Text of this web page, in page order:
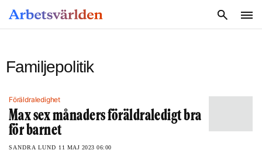
Familjepolitik
Föräldraledighet
Max sex månaders föräldraledigt bra
för barnet
SANDRA LUND 11 MAJ 2023 06:00